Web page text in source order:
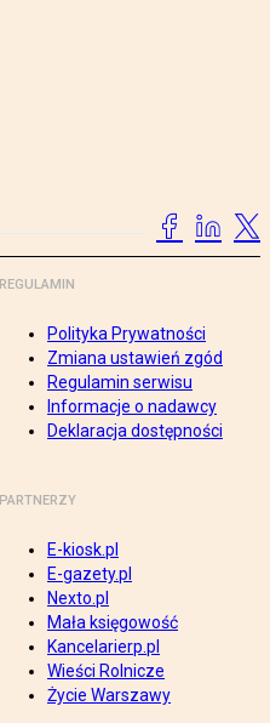
REGULAMIN
Polityka Prywatności
Zmiana ustawień zgód
Regulamin serwisu
Informacje o nadawcy
Deklaracja dostępności
PARTNERZY
E-kiosk.pl
E-gazety.pl
Nexto.pl
Mała księgowość
Kancelarierp.pl
Wieści Rolnicze
Życie Warszawy